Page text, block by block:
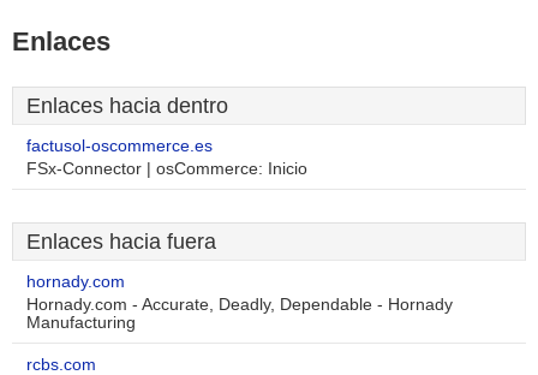
Enlaces
Enlaces hacia dentro
factusol-oscommerce.es
FSx-Connector | osCommerce: Inicio
Enlaces hacia fuera
hornady.com
Hornady.com - Accurate, Deadly, Dependable - Hornady
Manufacturing
rcbs.com